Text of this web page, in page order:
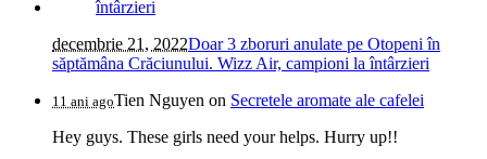
decembrie 21, 2022Doar 3 zboruri anulate pe Otopeni în
săptămâna Crăciunului. Wizz Air, campioni la întârzieri
11 ani agoTien Nguyen on Secretele aromate ale cafelei
Hey guys. These girls need your helps. Hurry up!!